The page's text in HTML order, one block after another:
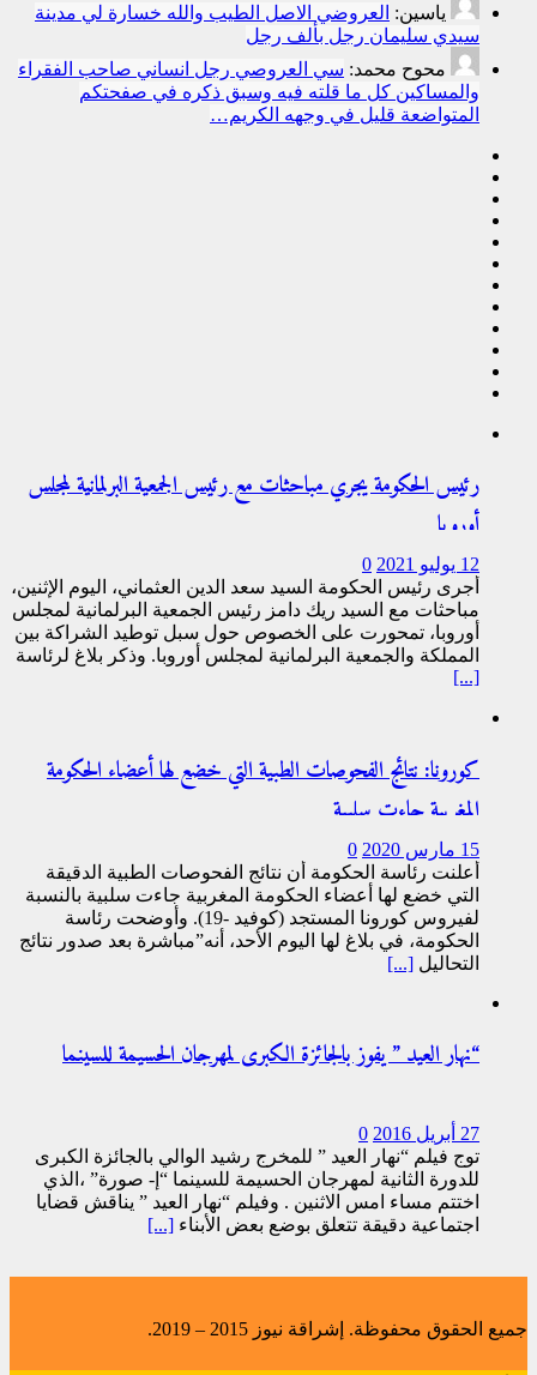
ياسين: العروضي الاصل الطيب والله خسارة لي مدينة
سيدي سليمان رجل بألف رجل
محوح محمد: سي العروصي رجل انساني صاحب الفقراء
والمساكين كل ما قلته فيه وسبق ذكره في صفحتكم
المتواضعة قليل في وجهه الكريم…
رئيس الحكومة يجري مباحثات مع رئيس الجمعية البرلمانية لمجلس
أوروبا
12 يوليو 2021
0
أجرى رئيس الحكومة السيد سعد الدين العثماني، اليوم الإثنين،
مباحثات مع السيد ريك دامز رئيس الجمعية البرلمانية لمجلس
أوروبا، تمحورت على الخصوص حول سبل توطيد الشراكة بين
المملكة والجمعية البرلمانية لمجلس أوروبا. وذكر بلاغ لرئاسة
[...]
كورونا: نتائج الفحوصات الطبية التي خضع لها أعضاء الحكومة
المغربية جاءت سلبية
15 مارس 2020
0
أعلنت رئاسة الحكومة أن نتائج الفحوصات الطبية الدقيقة
التي خضع لها أعضاء الحكومة المغربية جاءت سلبية بالنسبة
لفيروس كورونا المستجد (كوفيد -19). وأوضحت رئاسة
الحكومة، في بلاغ لها اليوم الأحد، أنه”مباشرة بعد صدور نتائج
التحاليل [...]
“نهار العيد ” يفوز بالجائزة الكبرى لمهرجان الحسيمة للسينما
27 أبريل 2016
0
توج فيلم “نهار العيد ” للمخرج رشيد الوالي بالجائزة الكبرى
للدورة الثانية لمهرجان الحسيمة للسينما “إ- صورة” ،الذي
اختتم مساء امس الاثنين . وفيلم “نهار العيد ” يناقش قضايا
اجتماعية دقيقة تتعلق بوضع بعض الأبناء [...]
جميع الحقوق محفوظة. إشراقة نيوز 2015 – 2019.